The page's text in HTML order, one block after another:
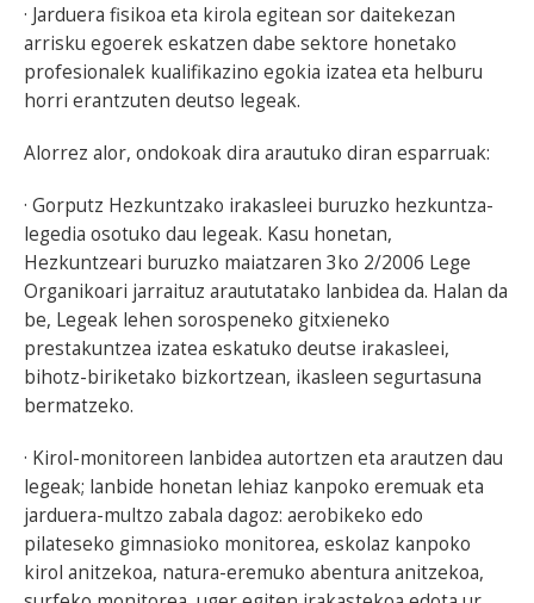
· Jarduera fisikoa eta kirola egitean sor daitekezan
arrisku egoerek eskatzen dabe sektore honetako
profesionalek kualifikazino egokia izatea eta helburu
horri erantzuten deutso legeak.
Alorrez alor, ondokoak dira arautuko diran esparruak:
· Gorputz Hezkuntzako irakasleei buruzko hezkuntza-
legedia osotuko dau legeak. Kasu honetan,
Hezkuntzeari buruzko maiatzaren 3ko 2/2006 Lege
Organikoari jarraituz araututatako lanbidea da. Halan da
be, Legeak lehen sorospeneko gitxieneko
prestakuntzea izatea eskatuko deutse irakasleei,
bihotz-biriketako bizkortzean, ikasleen segurtasuna
bermatzeko.
· Kirol-monitoreen lanbidea autortzen eta arautzen dau
legeak; lanbide honetan lehiaz kanpoko eremuak eta
jarduera-multzo zabala dagoz: aerobikeko edo
pilateseko gimnasioko monitorea, eskolaz kanpoko
kirol anitzekoa, natura-eremuko abentura anitzekoa,